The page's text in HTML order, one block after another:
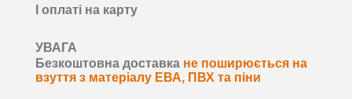
І оплаті на карту
УВАГА
Безкоштовна доставка не поширюється на
взуття з матеріалу ЕВА, ПВХ та піни